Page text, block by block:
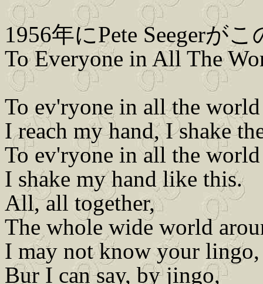
1956年にPete Seegerが
To Everyone in All The
To ev'ryone in all the world
I reach my hand, I shake
To ev'ryone in all the world
I shake my hand like this.
All, all together,
The whole wide world
I may not know your lingo,
Bur I can say, by jingo,